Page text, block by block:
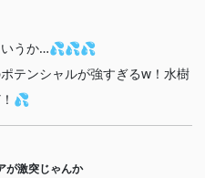
いうか…💦💦💦
テンシャルが強すぎるw！水樹
💦
が激突じゃんか